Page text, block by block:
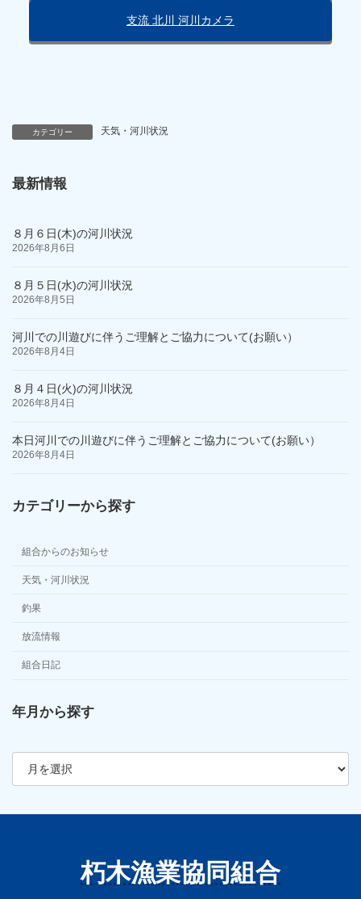
支流 北川 河川カメラ
カテゴリー 天気・河川状況
最新情報
８月６日(木)の河川状況
2026年8月6日
８月５日(水)の河川状況
2026年8月5日
河川での川遊びに伴うご理解とご協力について(お願い）
2026年8月4日
８月４日(火)の河川状況
2026年8月4日
本日河川での川遊びに伴うご理解とご協力について(お願い）
2026年8月4日
カテゴリーから探す
組合からのお知らせ
天気・河川状況
釣果
放流情報
組合日記
年月から探す
ア
朽木漁業協同組合